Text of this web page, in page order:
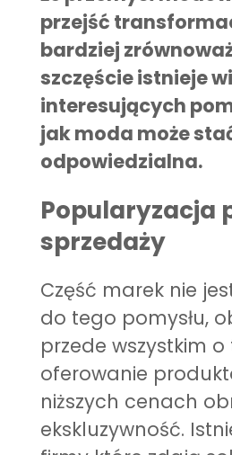
przejść
bardziej
szczęście istnieje
interesujących
jak moda może
odpowiedzialna.
Popularyzacja
sprzedaży
Część marek nie
do tego pomysłu,
przede wszystkim o
oferowanie
niższych cenach
ekskluzywność.